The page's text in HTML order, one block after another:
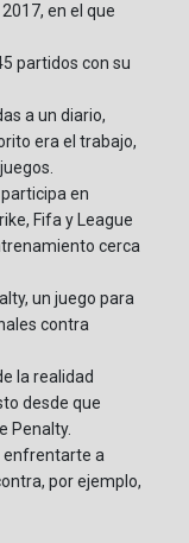
en el que
partidos con su
a un diario,
era el trabajo,
en
Fifa y League
cerca
un juego para
contra
la realidad
desde que
Penalty.
enfrentarte a
por ejemplo,